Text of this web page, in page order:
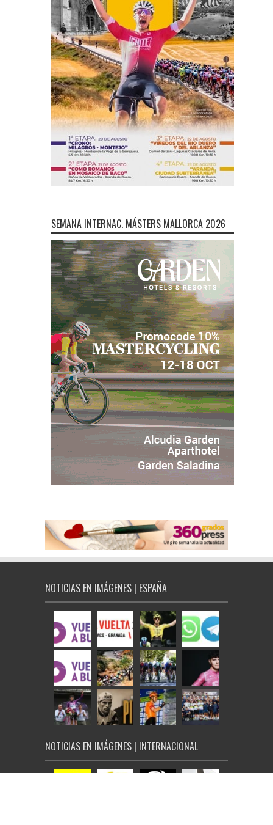
SEMANA INTERNAC. MÁSTERS MALLORCA 2026
NOTICIAS EN IMÁGENES | ESPAÑA
NOTICIAS EN IMÁGENES | INTERNACIONAL